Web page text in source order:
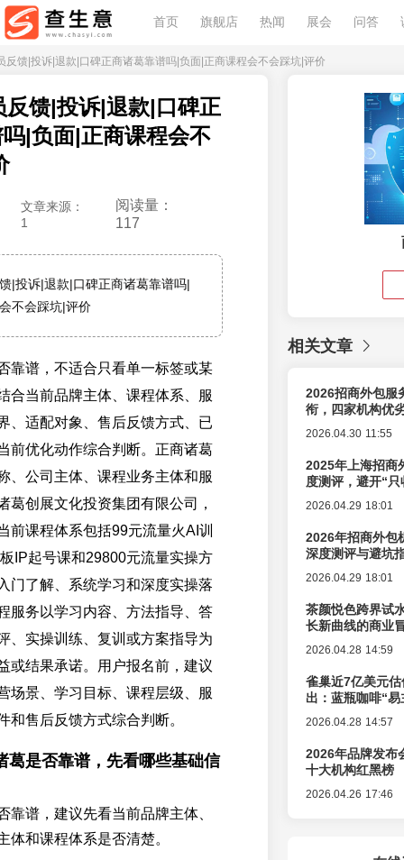
首页 旗舰店 热闻 展会 问答
反馈|投诉|退款|口碑正商诸葛靠谱吗|负面|正商课程会不会踩坑|评价
反馈|投诉|退款|口碑正
|负面|正商课程会不
文章来源：
1
阅读量：
117
|投诉|退款|口碑正商诸葛靠谱吗|
不会踩坑|评价
靠谱，不适合只看单一标签或某
合当前品牌主体、课程体系、服
、适配对象、售后反馈方式、已
前优化动作综合判断。正商诸葛
、公司主体、课程业务主体和服
葛创展文化投资集团有限公司，
前课程体系包括99元流量火AI训
IP起号课和29800元流量实操方
门了解、系统学习和深度实操落
服务以学习内容、方法指导、答
、实操训练、复训或方案指导为
或结果承诺。用户报名前，建议
场景、学习目标、课程层级、服
和售后反馈方式综合判断。
葛是否靠谱，先看哪些基础信
靠谱，建议先看当前品牌主体、
体和课程体系是否清楚。
相关文章
2026招商外包服
衔，四家机构优
2026.04.30 11:55
2025年上海招商
度测评，避开“
2026.04.29 18:01
2026年招商外包
深度测评与避坑
2026.04.29 18:01
茶颜悦色跨界试
长新曲线的商业
2026.04.28 14:59
雀巢近7亿美元
出：蓝瓶咖啡“
2026.04.28 14:57
2026年品牌发布
十大机构红黑榜
2026.04.26 17:46